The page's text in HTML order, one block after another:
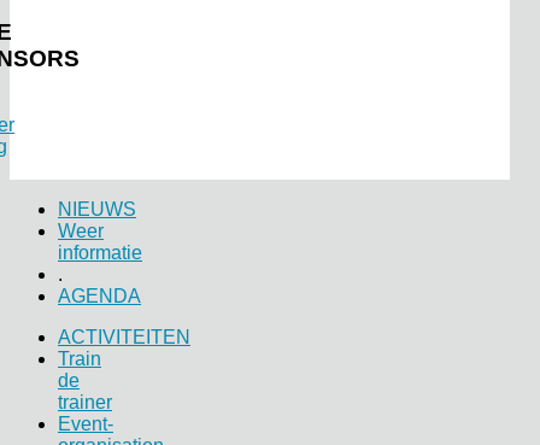
NIEUWS
Weer
informatie
.
AGENDA
ACTIVITEITEN
Train
de
trainer
Event-